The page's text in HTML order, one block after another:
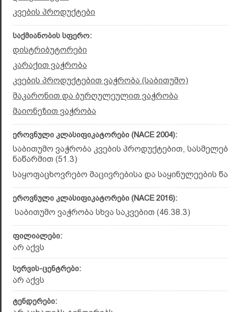
კვების პროდუქტები
საქმიანობის სფერო:
დისტრიბუტორები
კარაქით ვაჭრობა
კვების პროდუქტებით ვაჭრობა (საბითუმო)
მაკარონით და ბურღულეულით ვაჭრობა
მაიონეზით ვაჭრობა
ეროვნული კლასიფიკატორები (NACE 2004):
საბითუმო ვაჭრობა კვების პროდუქტებით,
ნაწარმით (51.3)
საყოფაცხოვრებო მაცივრებისა და საყინულეების
ეროვნული კლასიფიკატორები (NACE 2016):
საბითუმო ვაჭრობა სხვა საკვებით (46.38.3)
ფილიალები:
არ აქვს
სერვის-ცენტრები:
არ აქვს
ტენდერები: